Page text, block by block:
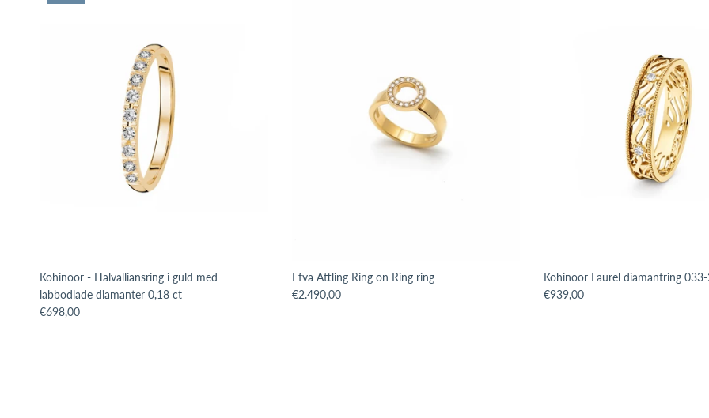
Kohinoor - Halvalliansring i guld med
labbodlade diamanter 0,18 ct
Translation missing: sv.products.product.price.regular_price
€698,00
Efva Attling Ring on Ring ring
Translation missing: sv.products.product.price.regular_price
€2.490,00
Kohinoor Laurel diamantring
Translation missing:
€939,00